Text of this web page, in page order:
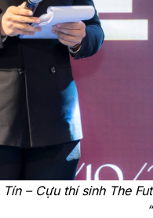
– Cựu thí sinh The